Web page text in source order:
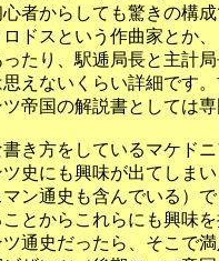
者からしても驚きの構
ドスという作曲家とか
たり、駅逓局長と主計
えないくらい詳細です
帝国の解説書としては
き方をしているマケド
史にも興味が出てしま
ン通史も含んでいる）
とからこれらにも興味
通史だったら、そこで